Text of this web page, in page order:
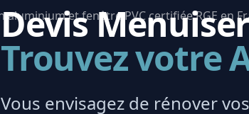
Devis
Trouvez votre
Vous envisagez de rénover